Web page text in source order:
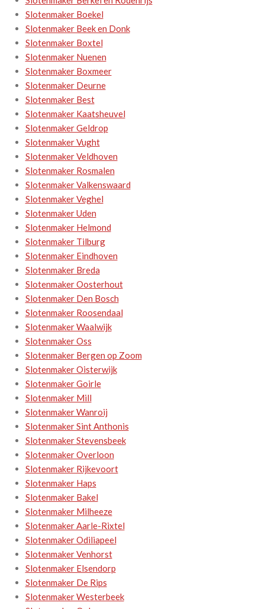
Slotenmaker Boekel
Slotenmaker Beek en Donk
Slotenmaker Boxtel
Slotenmaker Nuenen
Slotenmaker Boxmeer
Slotenmaker Deurne
Slotenmaker Best
Slotenmaker Kaatsheuvel
Slotenmaker Geldrop
Slotenmaker Vught
Slotenmaker Veldhoven
Slotenmaker Rosmalen
Slotenmaker Valkenswaard
Slotenmaker Veghel
Slotenmaker Uden
Slotenmaker Helmond
Slotenmaker Tilburg
Slotenmaker Eindhoven
Slotenmaker Breda
Slotenmaker Oosterhout
Slotenmaker Den Bosch
Slotenmaker Roosendaal
Slotenmaker Waalwijk
Slotenmaker Oss
Slotenmaker Bergen op Zoom
Slotenmaker Oisterwijk
Slotenmaker Goirle
Slotenmaker Mill
Slotenmaker Wanroij
Slotenmaker Sint Anthonis
Slotenmaker Stevensbeek
Slotenmaker Overloon
Slotenmaker Rijkevoort
Slotenmaker Haps
Slotenmaker Bakel
Slotenmaker Milheeze
Slotenmaker Aarle-Rixtel
Slotenmaker Odiliapeel
Slotenmaker Venhorst
Slotenmaker Elsendorp
Slotenmaker De Rips
Slotenmaker Westerbeek